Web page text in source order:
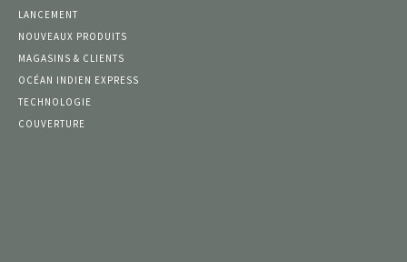
LANCEMENT
NOUVEAUX PRODUITS
MAGASINS & CLIENTS
OCÉAN INDIEN EXPRESS
TECHNOLOGIE
COUVERTURE